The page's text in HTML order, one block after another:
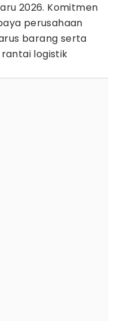
2026. Komitmen
perusahaan
barang serta
logistik